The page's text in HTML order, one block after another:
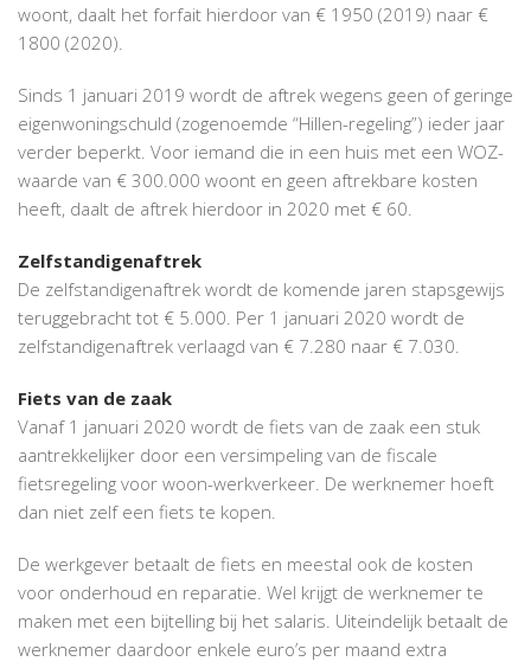
woont, daalt het forfait hierdoor van € 1950 (2019) naar €
1800 (2020).
Sinds 1 januari 2019 wordt de aftrek wegens geen of geringe
eigenwoningschuld (zogenoemde “Hillen-regeling”) ieder jaar
verder beperkt. Voor iemand die in een huis met een WOZ-
waarde van € 300.000 woont en geen aftrekbare kosten
heeft, daalt de aftrek hierdoor in 2020 met € 60.
Zelfstandigenaftrek
De zelfstandigenaftrek wordt de komende jaren stapsgewijs
teruggebracht tot € 5.000. Per 1 januari 2020 wordt de
zelfstandigenaftrek verlaagd van € 7.280 naar € 7.030.
Fiets van de zaak
Vanaf 1 januari 2020 wordt de fiets van de zaak een stuk
aantrekkelijker door een versimpeling van de fiscale
fietsregeling voor woon-werkverkeer. De werknemer hoeft
dan niet zelf een fiets te kopen.
De werkgever betaalt de fiets en meestal ook de kosten
voor onderhoud en reparatie. Wel krijgt de werknemer te
maken met een bijtelling bij het salaris. Uiteindelijk betaalt de
werknemer daardoor enkele euro’s per maand extra